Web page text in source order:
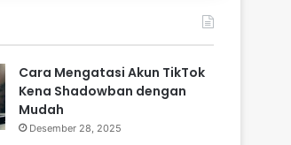
Cara Mengatasi Akun TikTok
Kena Shadowban dengan
Mudah
Desember 28, 2025